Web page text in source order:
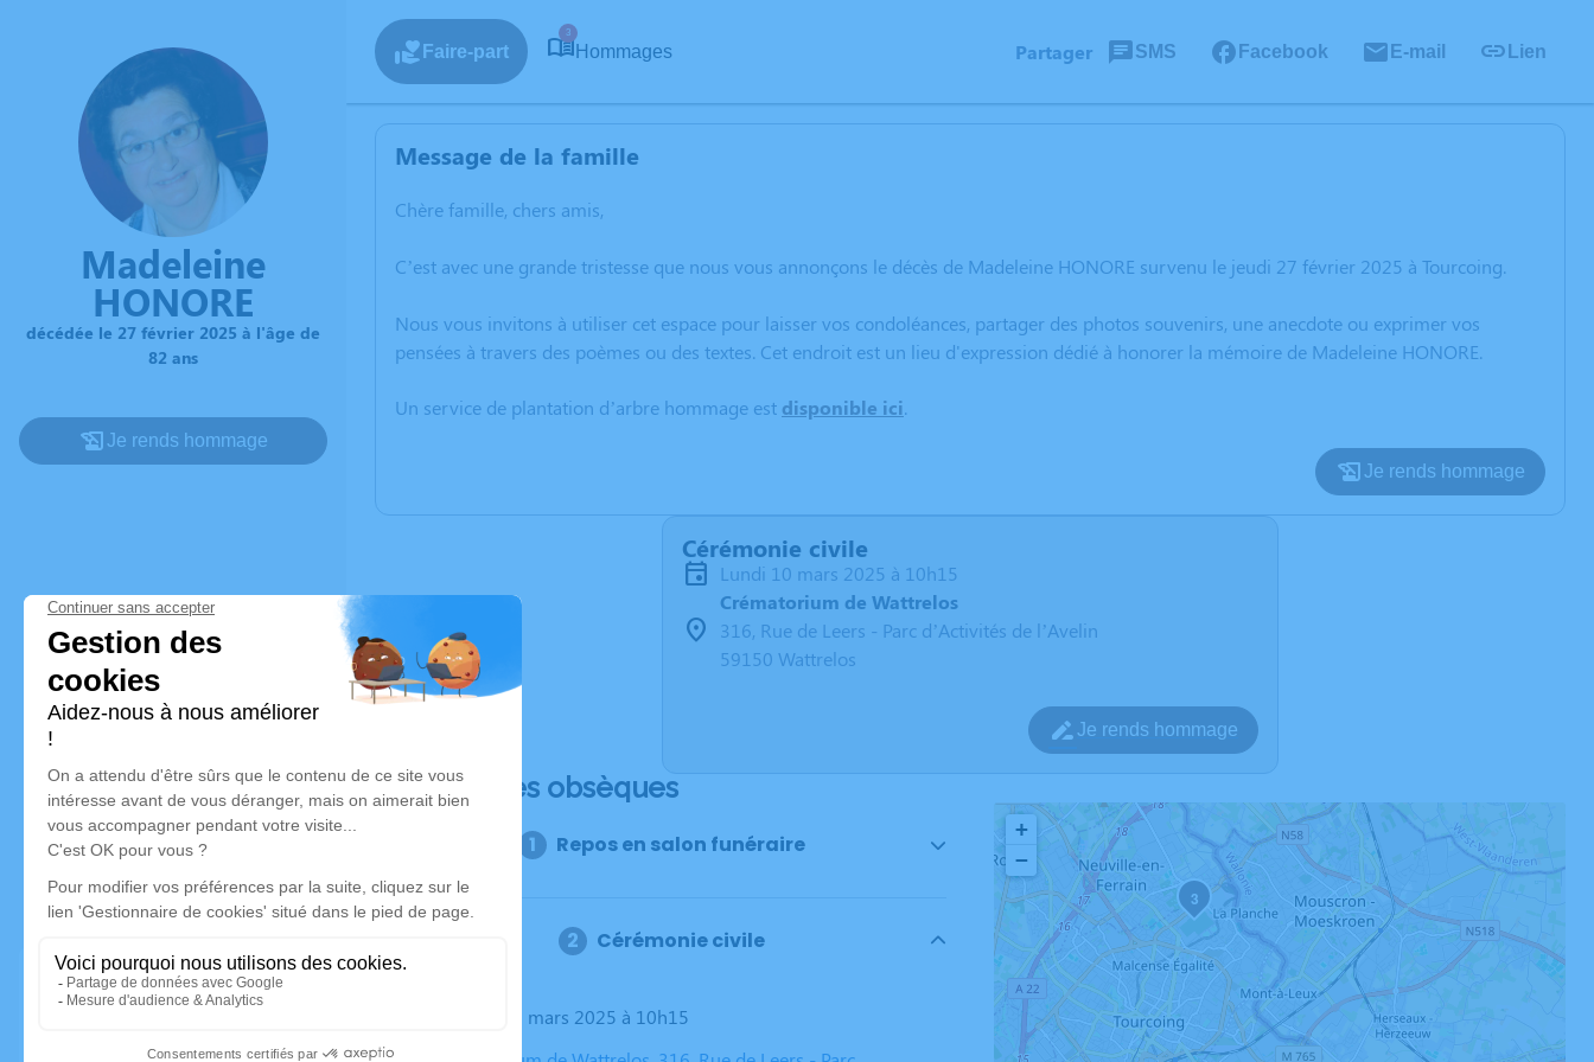
Madeleine
HONORE
décédée le 27 février 2025 à l'âge de
82 ans
Je rends hommage
Faire-part
3
Hommages Partager SMS Facebook E-mail Lien
Message de la famille
Chère famille, chers amis,
C’est avec une grande tristesse que nous vous annonçons le décès de Madeleine HONORE survenu le jeudi 27 février 2025 à Tourcoing.
Nous vous invitons à utiliser cet espace pour laisser vos condoléances, partager des photos souvenirs, une anecdote ou exprimer vos
pensées à travers des poèmes ou des textes. Cet endroit est un lieu d'expression dédié à honorer la mémoire de Madeleine HONORE.
Un service de plantation d’arbre hommage est disponible ici.
Je rends hommage
Cérémonie civile
lundi 10 mars 2025 à 10h15
Crématorium de Wattrelos
316, Rue de Leers - Parc d’Activités de l’Avelin
59150 Wattrelos
Je rends hommage
Déroulé des obsèques
Repos en salon funéraire
Cérémonie civile
Le lundi 10 mars 2025 à 10h15
3
+
−